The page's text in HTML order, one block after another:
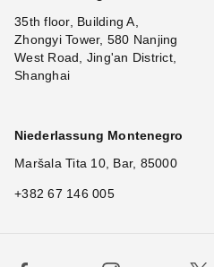
35th floor, Building A,
Zhongyi Tower, 580 Nanjing
West Road, Jing'an District,
Shanghai
Niederlassung Montenegro
Maršala Tita 10, Bar, 85000
+382 67 146 005